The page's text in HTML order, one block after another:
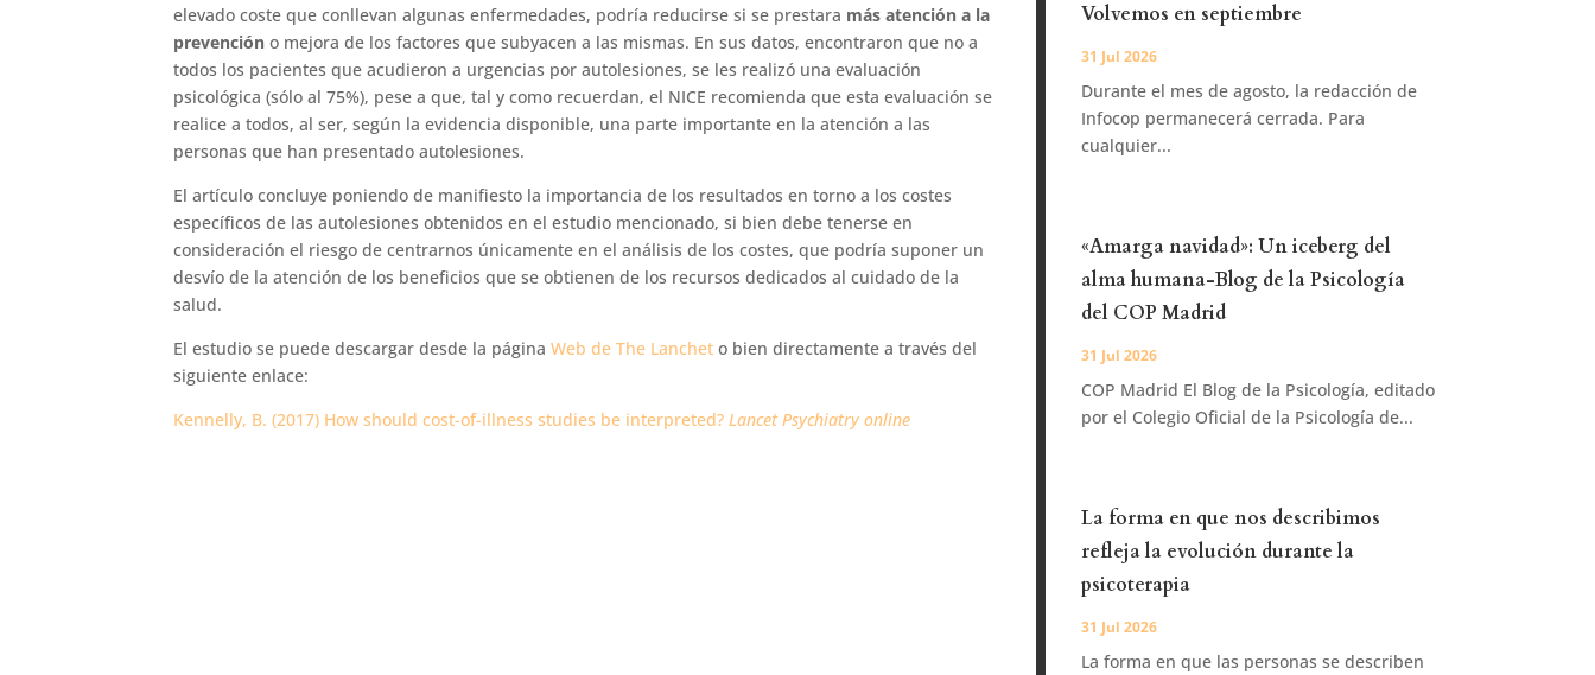
elevado coste que conllevan algunas enfermedades, podría reducirse si se prestara más atención a la
prevención o mejora de los factores que subyacen a las mismas. En sus datos, encontraron que no a
todos los pacientes que acudieron a urgencias por autolesiones, se les realizó una evaluación
psicológica (sólo al 75%), pese a que, tal y como recuerdan, el NICE recomienda que esta evaluación se
realice a todos, al ser, según la evidencia disponible, una parte importante en la atención a las
personas que han presentado autolesiones.
El artículo concluye poniendo de manifiesto la importancia de los resultados en torno a los costes
específicos de las autolesiones obtenidos en el estudio mencionado, si bien debe tenerse en
consideración el riesgo de centrarnos únicamente en el análisis de los costes, que podría suponer un
desvío de la atención de los beneficios que se obtienen de los recursos dedicados al cuidado de la
salud.
El estudio se puede descargar desde la páginaWeb de The Lanchet o bien directamente a través del
siguiente enlace:
Kennelly, B. (2017) How should cost-of-illness studies be interpreted? Lancet Psychiatry online
Volvemos en septiembre
31 Jul 2026
Durante el mes de agosto, la redacción de
Infocop permanecerá cerrada. Para
cualquier...
«Amarga navidad»: Un iceberg del
alma humana-Blog de la Psicología
del COP Madrid
31 Jul 2026
COP Madrid El Blog de la Psicología, editado
por el Colegio Oficial de la Psicología de...
La forma en que nos describimos
refleja la evolución durante la
psicoterapia
31 Jul 2026
La forma en que las personas se describen